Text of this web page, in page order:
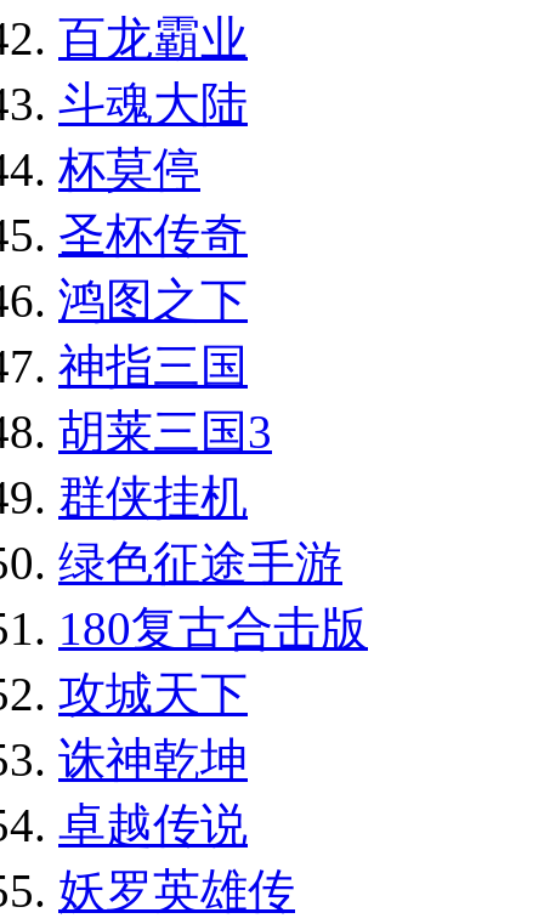
百龙霸业
斗魂大陆
杯莫停
圣杯传奇
鸿图之下
神指三国
胡莱三国3
群侠挂机
绿色征途手游
180复古合击版
攻城天下
诛神乾坤
卓越传说
妖罗英雄传